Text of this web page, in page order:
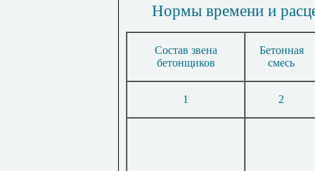
Нормы времени и
Состав звена
бетонщиков
Бетонная
смесь
1 2